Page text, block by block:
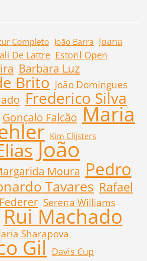
Completo João Barra Joana
De Lattre Estoril Open
Barbara Luz
Brito João Domingues
Frederico Silva
Gonçalo Falcão Maria
Kim Clijsters
João
Moura Pedro
Tavares Rafael
Serena Williams
Rui Machado
Sharapova
Gil Davis Cup